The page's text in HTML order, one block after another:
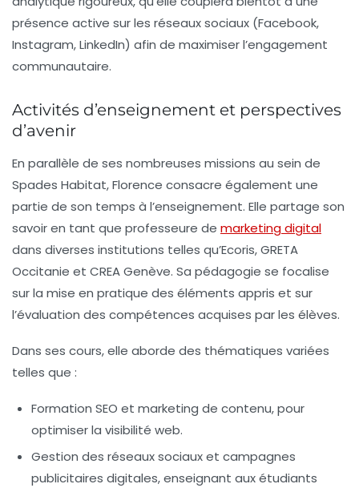
présence active sur les réseaux sociaux (Facebook,
Instagram, LinkedIn) afin de maximiser l’engagement
communautaire.
Activités d’enseignement et perspectives
d’avenir
En parallèle de ses nombreuses missions au sein de
Spades Habitat, Florence consacre également une
partie de son temps à l’enseignement. Elle partage son
savoir en tant que professeure de marketing digital
dans diverses institutions telles qu’Ecoris, GRETA
Occitanie et CREA Genève. Sa pédagogie se focalise
sur la mise en pratique des éléments appris et sur
l’évaluation des compétences acquises par les élèves.
Dans ses cours, elle aborde des thématiques variées
telles que :
Formation SEO et marketing de contenu,pour
optimiser la visibilité web.
Gestion des réseaux sociaux et campagnes
publicitaires digitales,enseignant aux étudiants